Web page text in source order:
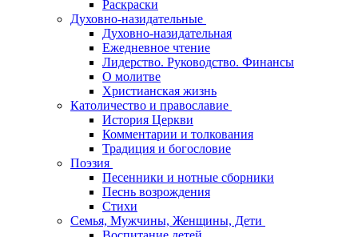
Раскраски
Духовно-назидательные
Духовно-назидательная
Ежедневное чтение
Лидерство. Руководство. Финансы
О молитве
Христианская жизнь
Католичество и православие
История Церкви
Комментарии и толкования
Традиция и богословие
Поэзия
Песенники и нотные сборники
Песнь возрождения
Стихи
Семья, Мужчины, Женщины, Дети